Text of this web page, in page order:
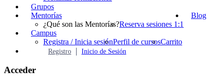
Grupos
Mentorías
¿Qué son las Mentorías?Reserva sesiones 1:1
Blog
Campus
Registra / Inicia sesiónPerfil de cursosCarrito
Registro Inicio de Sesión
Acceder